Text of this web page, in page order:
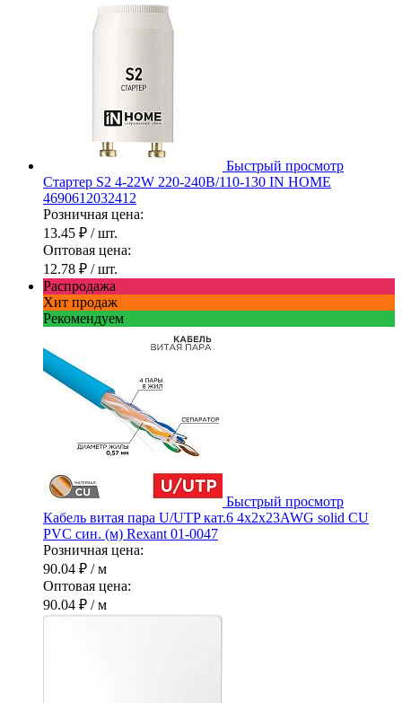
Быстрый просмотр
Стартер S2 4-22W 220-240В/110-130 IN HOME
4690612032412
Розничная цена:
13.45 ₽ / шт.
Оптовая цена:
12.78 ₽ / шт.
Распродажа
Хит продаж
Рекомендуем
Быстрый просмотр
Кабель витая пара U/UTP кат.6 4х2х23AWG solid CU
PVC син. (м) Rexant 01-0047
Розничная цена:
90.04 ₽ / м
Оптовая цена:
90.04 ₽ / м